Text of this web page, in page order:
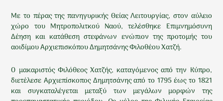
Με το πέρας της πανηγυρικής Θείας Λειτουργίας, στον αύλειο
χώρο του Μητροπολιτκού Ναού, τελέσθηκε Επιμνημόσυνη
Δέηση και κατάθεση στεφάνων ενώπιον της προτομής του
αοιδίμου Αρχιεπισκόπου Δημητσάνης Φιλοθέου Χατζή.
Ο μακαριστός Φιλόθεος Χατζής, καταγόμενος από την Κύπρο,
διετέλεσε Αρχιεπίσκοπος Δημητσάνης από το 1795 έως το 1821
και συγκαταλέγεται μεταξύ των μεγάλων μορφών της